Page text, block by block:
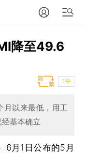
降至49.6
T中
月以来最低，用工
基本确立
6月1日公布的5月